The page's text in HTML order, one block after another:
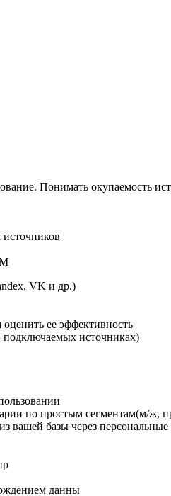
Понимать окупаемость
VK и др.)
ее эффективность
подключаемых источниках)
по простым сегментам(м/ж,
вашей базы через
данны